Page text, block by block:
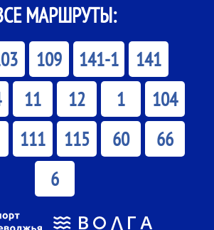
МАРШРУТЫ:
109 141-1
141
11 12 1
104
111 115 60
66
6